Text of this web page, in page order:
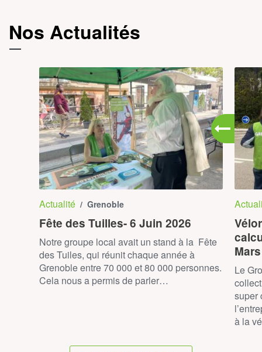
Nos Actualités
Actualité / Grenoble
Fête des Tuilles- 6 Juin 2026
Notre groupe local avait un stand à la Fête
des Tuiles, qui réunit chaque année à
Grenoble entre 70 000 et 80 000 personnes.
Cela nous a permis de parler…
Le
super
à la